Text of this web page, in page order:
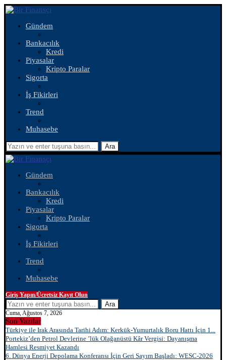
Gündem
Bankacılık
Kredi
Piyasalar
Kripto Paralar
Sigorta
İş Fikirleri
Trend
Muhasebe
Ara
Gündem
Bankacılık
Kredi
Piyasalar
Kripto Paralar
Sigorta
İş Fikirleri
Trend
Muhasebe
Giriş Yapın/Ücretsiz Kayıt Olun
Ara
Cuma, Ağustos 7, 2026
Son Yazılar
Türkiye ile Irak Arasında Tarihi Adım: Kerkük-Yumurtalık Boru Hattı İçin 1...
Portekiz’den Petrol Devlerine ’lük Olağanüstü Kâr Vergisi: Dayanışma
Hamlesi Resmiyet Kazandı
6. Dünya Enerji Depolama Konferansı İçin Geri Sayım Başladı: WESC-2026